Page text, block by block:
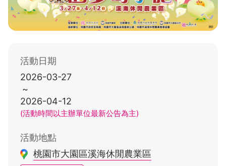
活動日期
2026-03-27
~
2026-04-12
(活動時間以主辦單位最新公告為主)
活動地點
桃園市大園區溪海休閒農業區